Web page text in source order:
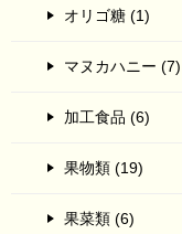
オリゴ糖 (1)
マヌカハニー (7)
加工食品 (6)
果物類 (19)
果菜類 (6)